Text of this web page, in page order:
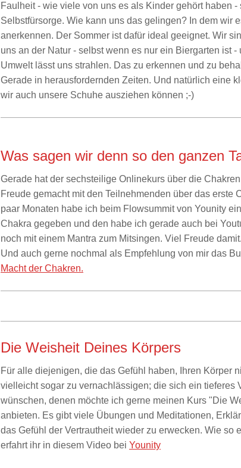
Faulheit - wie viele von uns es als Kinder gehört haben
Selbstfürsorge. Wie kann uns das gelingen? In dem wir
anerkennen. Der Sommer ist dafür ideal geeignet. Wir
uns an der Natur - selbst wenn es nur ein Biergarten ist
Umwelt lässt uns strahlen. Das zu erkennen und zu
Gerade in herausfordernden Zeiten. Und natürlich eine
wir auch unsere Schuhe ausziehen können ;-)
Was sagen wir denn so den ganzen
Gerade hat der sechsteilige Onlinekurs über die
Freude gemacht mit den Teilnehmenden über das erste
paar Monaten habe ich beim Flowsummit von Younity
Chakra gegeben und den habe ich gerade auch bei
noch mit einem Mantra zum Mitsingen. Viel Freude
Und auch gerne nochmal als Empfehlung von mir das
Macht der Chakren.
Die Weisheit Deines Körpers
Für alle diejenigen, die das Gefühl haben, Ihren Körper
vielleicht sogar zu vernachlässigen; die sich ein tieferes
wünschen, denen möchte ich gerne meinen Kurs "Die
anbieten. Es gibt viele Übungen und Meditationen,
das Gefühl der Vertrautheit wieder zu erwecken. Wie so
erfahrt ihr in diesem Video bei Younity